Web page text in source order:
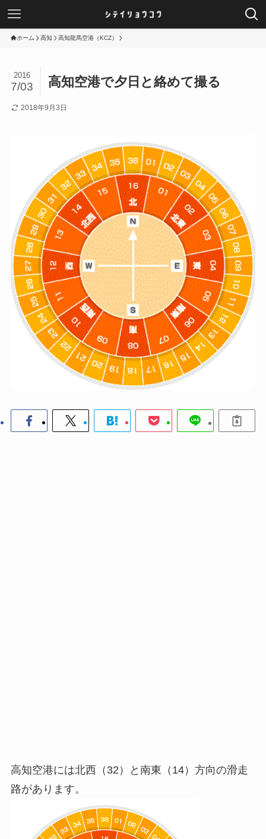
ホーム 高知 高知龍馬空港（KCZ）
高知空港で夕日と絡めて撮る
2016
7/03
2018年9月3日
高知空港には北西（32）と南東（14）方向の滑走
路があります。